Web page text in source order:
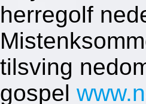
herregolf
tilsving
gospel